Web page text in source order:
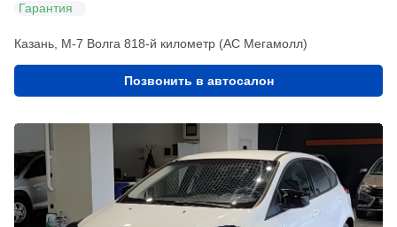
Гарантия
Казань, М-7 Волга 818-й километр (АС Мегамолл)
Позвонить в автосалон